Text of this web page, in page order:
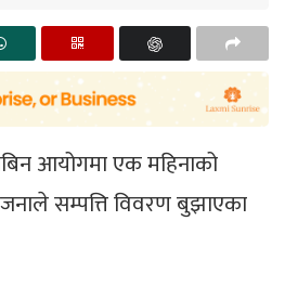
आयोगमा एक महिनाको
सम्पत्ति विवरण बुझाएका